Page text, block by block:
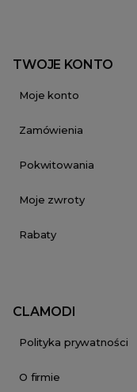
TWOJE KONTO
Moje konto
Zamówienia
Pokwitowania
Moje zwroty
Rabaty
CLAMODI
Polityka prywatności
O firmie